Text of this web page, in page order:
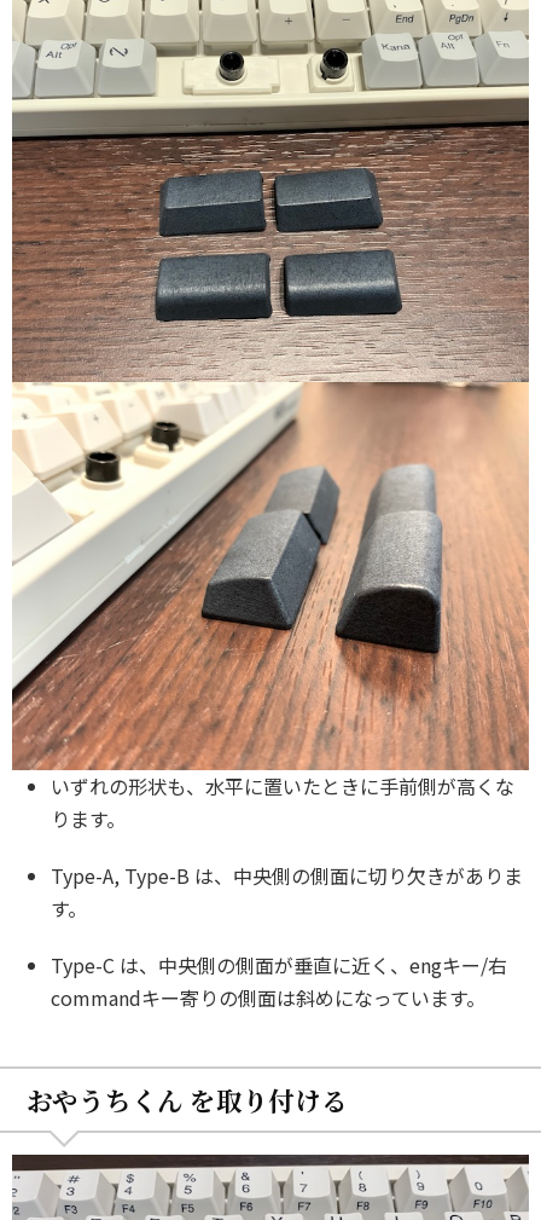
いずれの形状も、水平に置いたときに手前側が高くな
ります。
Type-A, Type-B は、中央側の側面に切り欠きがありま
す。
Type-C は、中央側の側面が垂直に近く、engキー/右
commandキー寄りの側面は斜めになっています。
おやうちくん を取り付ける